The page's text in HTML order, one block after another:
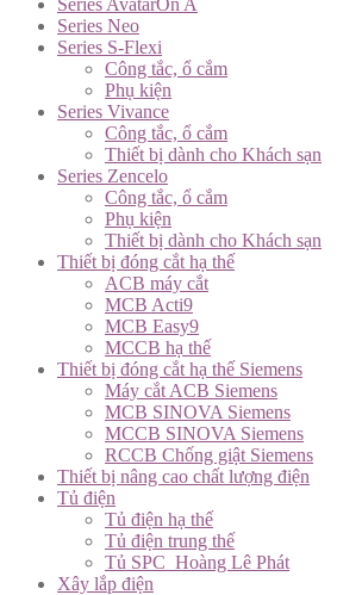
Series AvatarOn A
Series Neo
Series S-Flexi
Công tắc, ổ cắm
Phụ kiện
Series Vivance
Công tắc, ổ cắm
Thiết bị dành cho Khách sạn
Series Zencelo
Công tắc, ổ cắm
Phụ kiện
Thiết bị dành cho Khách sạn
Thiết bị đóng cắt hạ thế
ACB máy cắt
MCB Acti9
MCB Easy9
MCCB hạ thế
Thiết bị đóng cắt hạ thế Siemens
Máy cắt ACB Siemens
MCB SINOVA Siemens
MCCB SINOVA Siemens
RCCB Chống giật Siemens
Thiết bị nâng cao chất lượng điện
Tủ điện
Tủ điện hạ thế
Tủ điện trung thế
Tủ SPC_Hoàng Lê Phát
Xây lắp điện